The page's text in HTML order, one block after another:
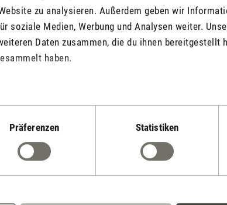
zu analysieren. Außerdem geben wir
soziale Medien, Werbung und Analysen weiter.
Daten zusammen, die du ihnen bereitgestellt
haben.
Präferenzen Statistiken
Jetzt Produkt bewerten